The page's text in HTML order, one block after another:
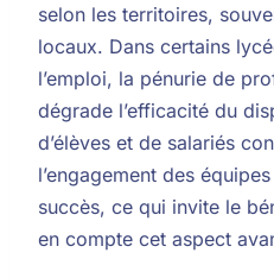
selon les territoires,
locaux. Dans certains
l’emploi, la pénurie de
dégrade l’efficacité du
d’élèves et de salariés
l’engagement des
succès, ce qui invite le
en compte cet aspect